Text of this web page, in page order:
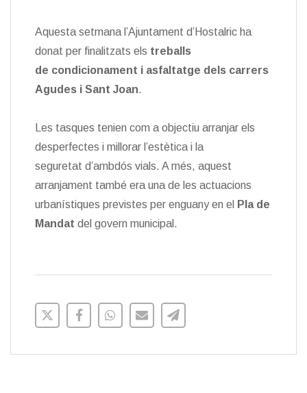
Aquesta setmana l’Ajuntament d’Hostalric ha
donat per finalitzats els treballs
de condicionament i asfaltatge dels carrers
Agudes i Sant Joan.
Les tasques tenien com a objectiu arranjar els
desperfectes i millorar l’estètica i la
seguretat d’ambdós vials. A més, aquest
arranjament també era una de les actuacions
urbanístiques previstes per enguany en el
Pla de
Mandat del govern municipal.